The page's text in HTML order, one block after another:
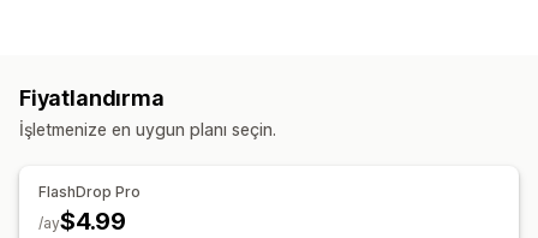
Fiyatlandırma
İşletmenize en uygun planı seçin.
FlashDrop Pro
$4.99
/ay